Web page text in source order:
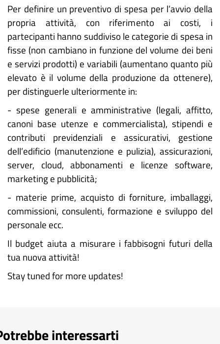
Per definire un preventivo di spesa per l’avvio della
propria attività, con riferimento ai costi, i
partecipanti hanno suddiviso le categorie di spesa in
fisse (non cambiano in funzione del volume dei beni
e servizi prodotti) e variabili (aumentano quanto più
elevato è il volume della produzione da ottenere),
per distinguerle ulteriormente in:
- spese generali e amministrative (legali, affitto,
canoni base utenze e commercialista), stipendi e
contributi previdenziali e assicurativi, gestione
dell’edificio (manutenzione e pulizia), assicurazioni,
server, cloud, abbonamenti e licenze software,
marketing e pubblicità;
- materie prime, acquisto di forniture, imballaggi,
commissioni, consulenti, formazione e sviluppo del
personale ecc.
Il budget aiuta a misurare i fabbisogni futuri della
tua nuova attività!
Stay tuned for more updates!
interessarti